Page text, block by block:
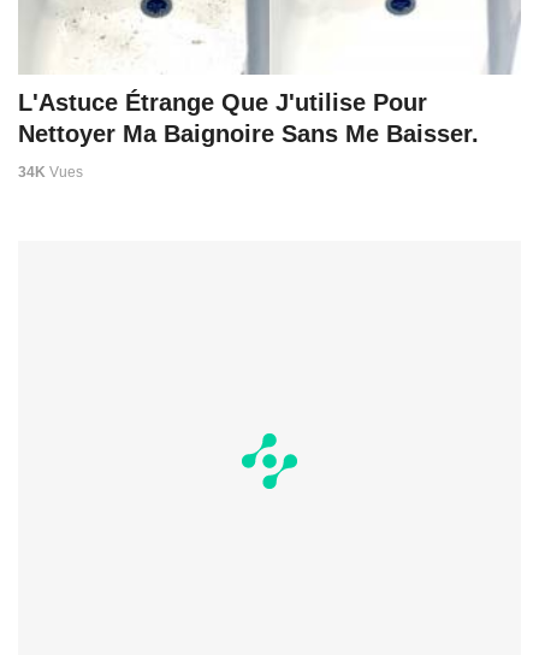
L'Astuce Étrange Que J'utilise Pour
Nettoyer Ma Baignoire Sans Me Baisser.
34K Vues